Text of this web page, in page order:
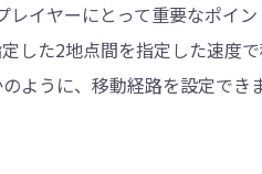
レイヤーにとって重要なポイ
した2地点間を指定した速度
ように、移動経路を設定で